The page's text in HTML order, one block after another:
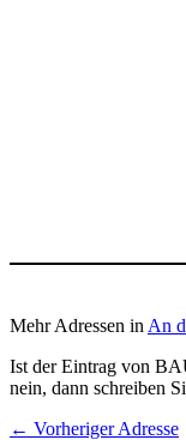
Mehr Adressen in An
Ist der Eintrag von
nein, dann schreiben
← Vorheriger Adresse